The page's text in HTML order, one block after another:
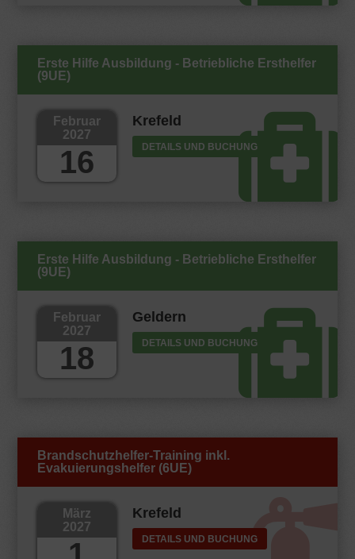
Erste Hilfe Ausbildung - Betriebliche Ersthelfer
(9UE)
Februar
2027
16
Krefeld
DETAILS UND BUCHUNG
Erste Hilfe Ausbildung - Betriebliche Ersthelfer
(9UE)
Februar
2027
18
Geldern
DETAILS UND BUCHUNG
Brandschutzhelfer-Training inkl.
Evakuierungshelfer (6UE)
März
2027
Krefeld
DETAILS UND BUCHUNG